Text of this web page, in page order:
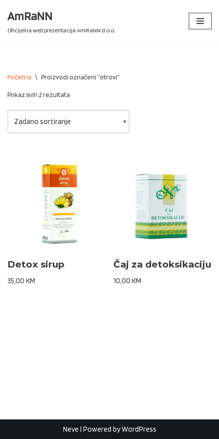
Skip
AmRaNN
Oficijelna web prezentacija AmRaNN d.o.o.
Početna \ Proizvodi označeni “otrovi”
Prikaz svih 2 rezultata
Detox sirup
35,00 KM
Čaj za detoksikaciju
10,00KM
Neve | Powered byWordPress